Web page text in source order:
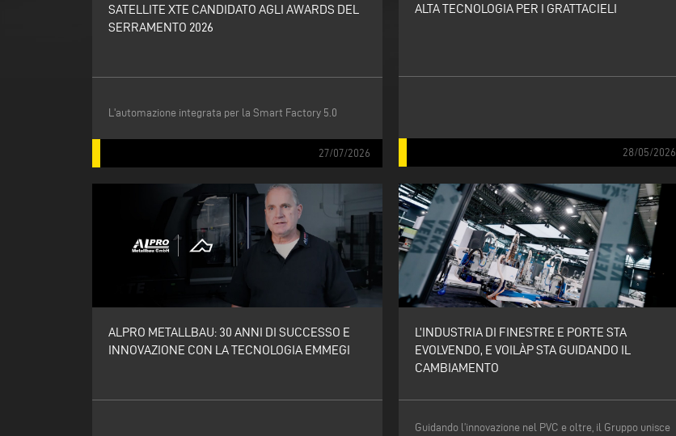
SATELLITE XTE CANDIDATO AGLI AWARDS DEL
SERRAMENTO 2026
L'automazione integrata per la Smart Factory 5.0
27/07/2026
ALTA TECNOLOGIA PER I GRATTACIELI
28/05/2026
ALPRO METALLBAU: 30 ANNI DI SUCCESSO E
INNOVAZIONE CON LA TECNOLOGIA EMMEGI
L’INDUSTRIA DI FINESTRE E PORTE STA
EVOLVENDO, E VOILÀP STA GUIDANDO IL
CAMBIAMENTO
Guidando l’innovazione nel PVC e oltre, il Gruppo unisce